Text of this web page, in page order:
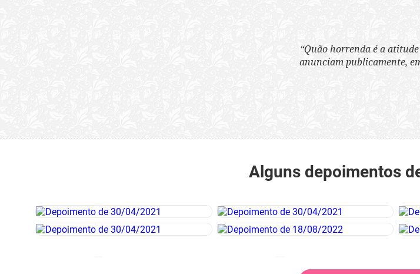
“Quão horrenda é a atitude daquelas mulheres que,
anunciam publicamente, em seu modo de vestir, que
se serve para
Alguns depoimentos